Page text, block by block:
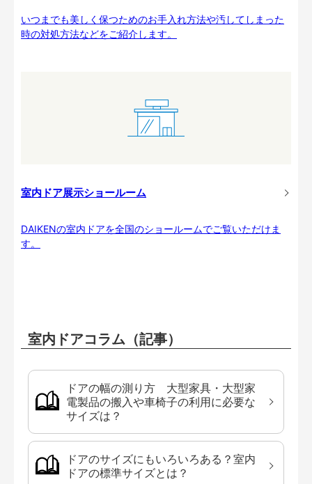
いつまでも美しく保つためのお手入れ方法や汚してしまった
時の対処方法などをご紹介します。
室内ドア展示ショールーム
DAIKENの室内ドアを全国のショールームでご覧いただけま
す。
室内ドアコラム（記事）
ドアの幅の測り方 大型家具・大型家
電製品の搬入や車椅子の利用に必要な
サイズは？
ドアのサイズにもいろいろある？室内
ドアの標準サイズとは？